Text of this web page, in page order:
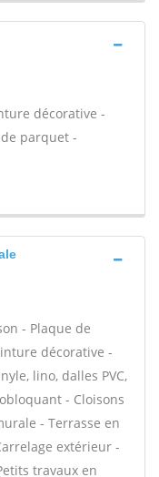
décorative -
parquet -
- Plaque de
décorative -
lino, dalles PVC,
- Cloisons
- Terrasse en
extérieur -
travaux en